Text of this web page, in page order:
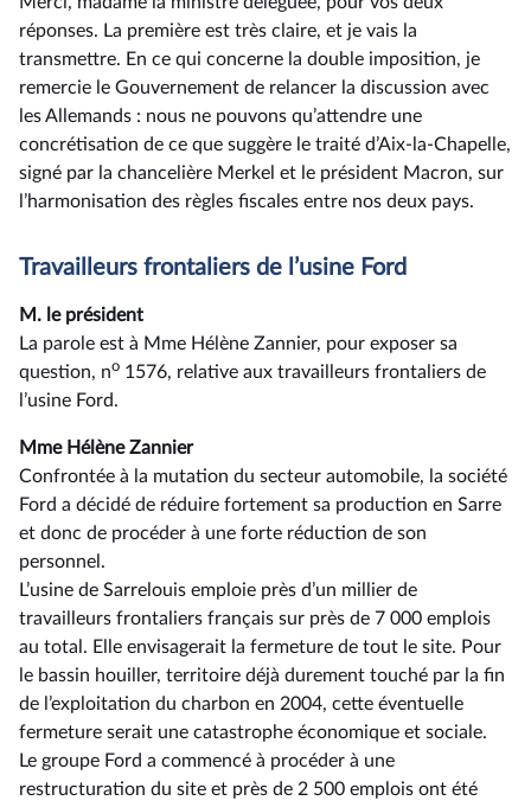
réponses. La première est très claire, et je vais la
transmettre. En ce qui concerne la double imposition, je
remercie le Gouvernement de relancer la discussion avec
les Allemands : nous ne pouvons qu’attendre une
concrétisation de ce que suggère le traité d’Aix-la-Chapelle,
signé par la chancelière Merkel et le président Macron, sur
l’harmonisation des règles fiscales entre nos deux pays.
Travailleurs frontaliers de l’usine Ford
M. le président
La parole est à Mme Hélène Zannier, pour exposer sa
question, no 1576, relative aux travailleurs frontaliers de
l’usine Ford.
Mme Hélène Zannier
Confrontée à la mutation du secteur automobile, la société
Ford a décidé de réduire fortement sa production en Sarre
et donc de procéder à une forte réduction de son
personnel.
L’usine de Sarrelouis emploie près d’un millier de
travailleurs frontaliers français sur près de 7 000 emplois
au total. Elle envisagerait la fermeture de tout le site. Pour
le bassin houiller, territoire déjà durement touché par la fin
de l’exploitation du charbon en 2004, cette éventuelle
fermeture serait une catastrophe économique et sociale.
Le groupe Ford a commencé à procéder à une
restructuration du site et près de 2 500 emplois ont été